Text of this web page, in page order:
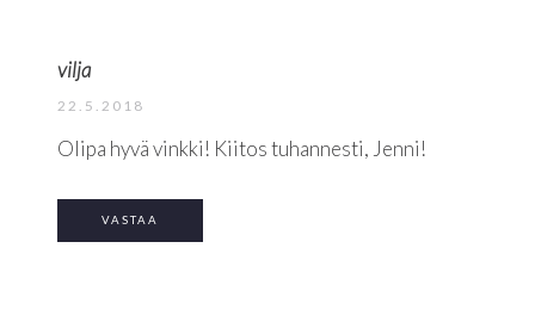
vilja
22.5.2018
Olipa hyvä vinkki! Kiitos tuhannesti, Jenni!
VASTAA